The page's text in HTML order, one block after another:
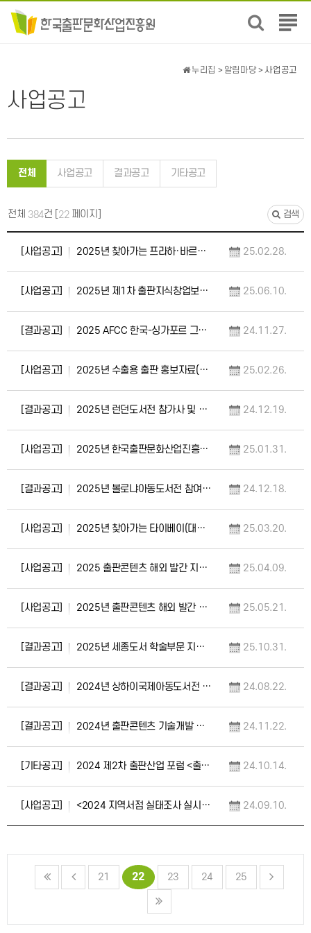
전
뉴
사업공고
누리집 > 알림마당 > 사업공고
전체 사업공고 결과공고 기타공고
전체 384건 [ 22페이지] 검색
[사업공고] 2025년 찾아가는 프라하·바르샤바(체코·폴란드) 도서전 참가사 및 위탁도서 모집 공고 25.02.28.
[사업공고] 2025년 제1차 출판지식창업보육센터 입주기업 모집 공고(중소출판사 성장부문 공간지원) 25.06.10.
[결과공고] 2025 AFCC 한국-싱가포르 그림책 상호번역 프로그램 선정 결과 공고 24.11.27.
[사업공고] 2025년 수출용 출판 홍보자료(포트폴리오) 지원 사업 공고 25.02.26.
[결과공고] 2025년 런던도서전 참가사 및 위탁도서 선정 결과 공고 24.12.19.
[사업공고] 2025년 한국출판문화산업진흥원 수출 코디네이터 모집 공고 25.01.31.
[결과공고] 2025년 볼로냐아동도서전 참여작가 및 수출전문가 선정 결과 공고 24.12.18.
[사업공고] 2025년 찾아가는 타이베이(대만) 도서전 참가사 및 위탁도서 모집 공고 25.03.20.
[사업공고] 2025 출판콘텐츠 해외 발간 지원 사업 모집 공고 25.04.09.
[사업공고] 2025년 출판콘텐츠 해외 발간 지원 사업 추가 모집 공고 25.05.21.
[결과공고] 2025년 세종도서 학술부문 지원 사업 도서 선정 결과 공고 25.10.31.
[결과공고] 2024년 상하이국제아동도서전 위탁도서 수출전문가 선정 결과 공고 24.08.22.
[결과공고] 2024년 출판콘텐츠 기술개발 지원 사업(재공고) 사전심사 선정 결과 공고 24.11.22.
[기타공고] 2024 제2차 출판산업 포럼 <출판 마케팅 트렌드> 개최 안내 24.10.14.
[사업공고] <2024 지역서점 실태조사 실시> 안내 및 참여 협조 요청 24.09.10.
21 22 23 24 25